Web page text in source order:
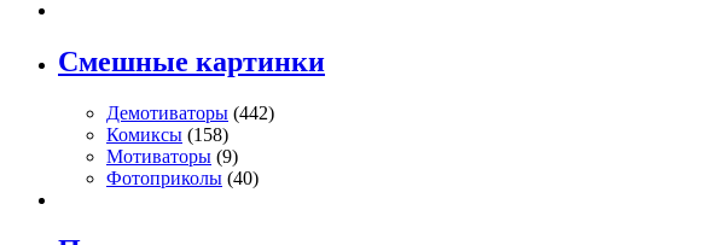
Смешные картинки
Демотиваторы (442)
Комиксы (158)
Мотиваторы (9)
Фотоприколы (40)